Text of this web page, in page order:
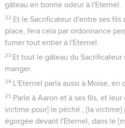
gâteau en bonne odeur à l'Eternel.
22 Et le Sacrificateur d'entre ses fils
place, fera cela par ordonnance
fumer tout entier à l'Eternel.
23 Et tout le gâteau du Sacrificateur
manger.
24 L'Eternel parla aussi à Moïse, en
25 Parle à Aaron et à ses fils, et
victime pour] le péché ; [la victime]
égorgée devant l'Eternel, dans le